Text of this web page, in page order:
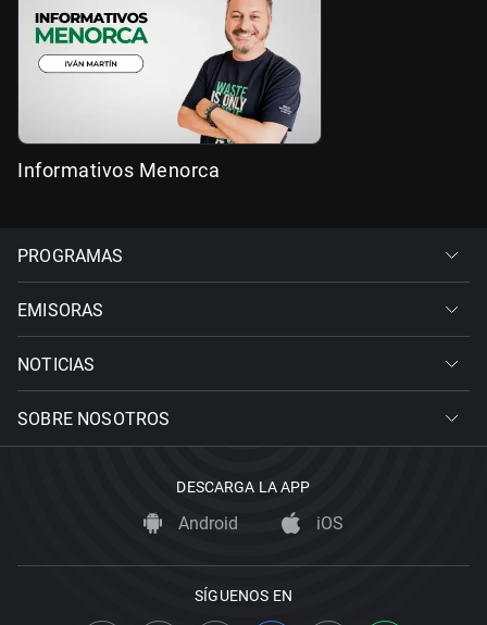
Informativos Menorca
PROGRAMAS
EMISORAS
NOTICIAS
SOBRE NOSOTROS
DESCARGA LA APP
Android iOS
SÍGUENOS EN